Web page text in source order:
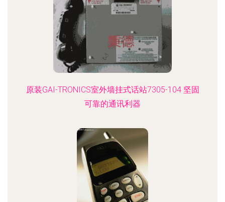
原装GAI-TRONICS室外墙挂式话站7305-104 坚固
可靠的通讯利器